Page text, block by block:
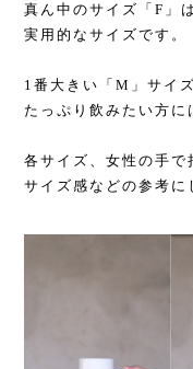
真ん中のサイズ「F」
実用的なサイズです。
1番大きい「M」サイ
たっぷり飲みたい方に
各サイズ、女性の手で
サイズ感などの参考に